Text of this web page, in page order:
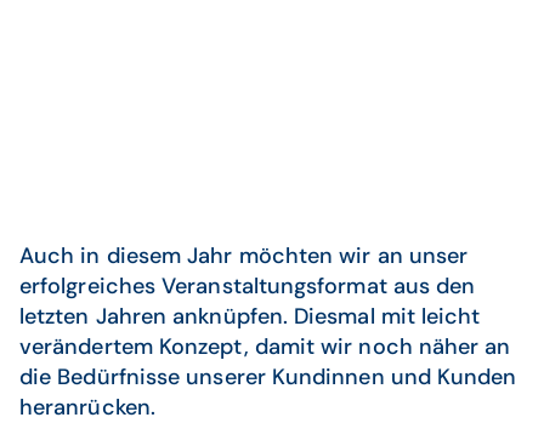
Auch in diesem Jahr möchten wir an unser
erfolgreiches Veranstaltungsformat aus den
letzten Jahren anknüpfen. Diesmal mit leicht
verändertem Konzept, damit wir noch näher an
die Bedürfnisse unserer Kundinnen und Kunden
heranrücken.